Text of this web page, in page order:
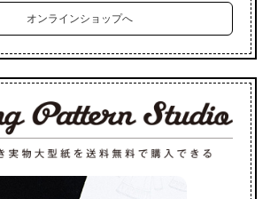
オンラインショップへ